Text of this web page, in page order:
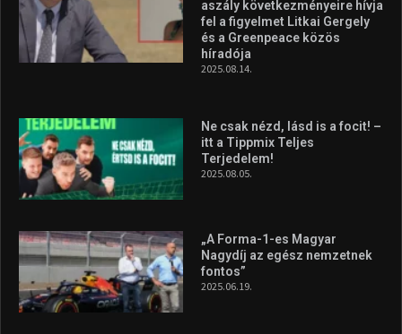
aszály következményeire hívja
fel a figyelmet Litkai Gergely
és a Greenpeace közös
híradója
2025.08.14.
Ne csak nézd, lásd is a focit! –
itt a Tippmix Teljes
Terjedelem!
2025.08.05.
„A Forma-1-es Magyar
Nagydíj az egész nemzetnek
fontos”
2025.06.19.